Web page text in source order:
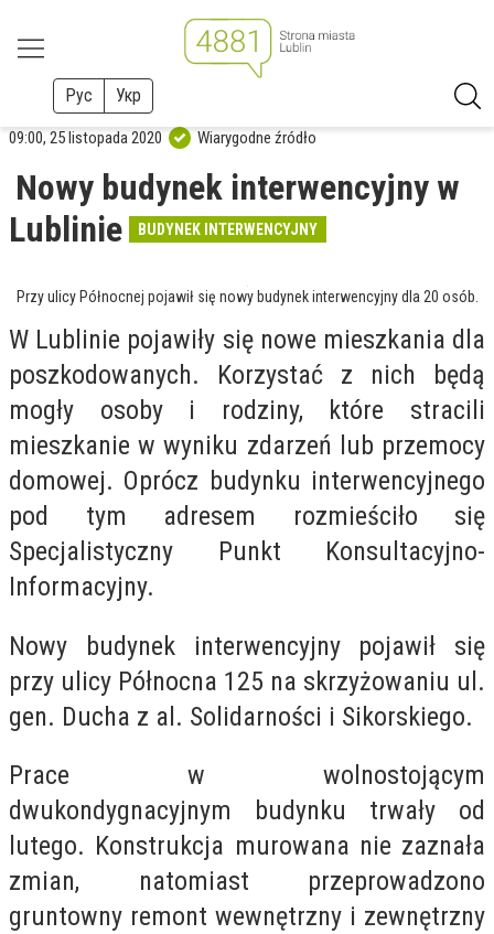
Рус Укр
09:00, 25 listopada 2020 Wiarygodne źródło
Nowy budynek interwencyjny w
Lublinie
BUDYNEK INTERWENCYJNY
Przy ulicy Północnej pojawił się nowy budynek interwencyjny dla 20 osób.
W Lublinie pojawiły się nowe mieszkania dla
poszkodowanych. Korzystać z nich będą
mogły osoby i rodziny, które stracili
mieszkanie w wyniku zdarzeń lub przemocy
domowej. Oprócz budynku interwencyjnego
pod tym adresem rozmieściło się
Specjalistyczny Punkt Konsultacyjno-
Informacyjny.
Nowy budynek interwencyjny pojawił się
przy ulicy Północna 125 na skrzyżowaniu ul.
gen. Ducha z al. Solidarności i Sikorskiego.
Prace w wolnostojącym
dwukondygnacyjnym budynku trwały od
lutego. Konstrukcja murowana nie zaznała
zmian, natomiast przeprowadzono
gruntowny remont wewnętrzny i zewnętrzny